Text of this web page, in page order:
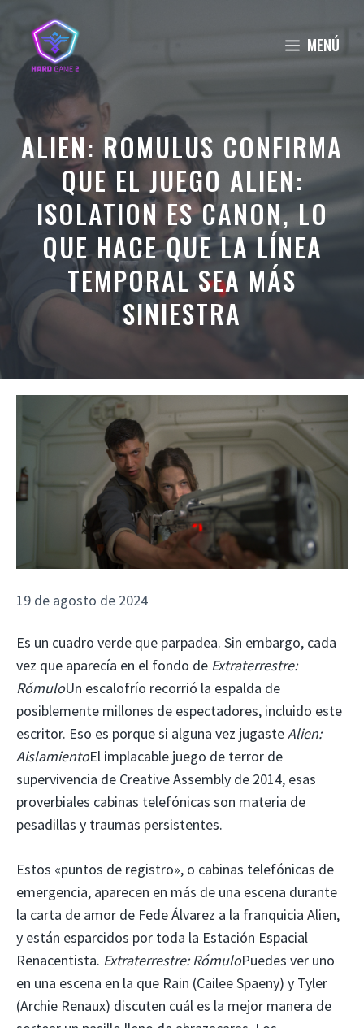
contenido
MENÚ
ALIEN: ROMULUS CONFIRMA
QUE EL JUEGO ALIEN:
ISOLATION ES CANON, LO
QUE HACE QUE LA LÍNEA
TEMPORAL SEA MÁS
SINIESTRA
19 de agosto de 2024
Es un cuadro verde que parpadea. Sin embargo, cada
vez que aparecía en el fondo de Extraterrestre:
RómuloUn escalofrío recorrió la espalda de
posiblemente millones de espectadores, incluido este
escritor. Eso es porque si alguna vez jugasteAlien:
AislamientoEl implacable juego de terror de
supervivencia de Creative Assembly de 2014, esas
proverbiales cabinas telefónicas son materia de
pesadillas y traumas persistentes.
Estos «puntos de registro», o cabinas telefónicas de
emergencia, aparecen en más de una escena durante
la carta de amor de Fede Álvarez a la franquicia Alien,
y están esparcidos por toda la Estación Espacial
Renacentista. Extraterrestre: RómuloPuedes ver uno
en una escena en la que Rain (Cailee Spaeny) y Tyler
(Archie Renaux) discuten cuál es la mejor manera de